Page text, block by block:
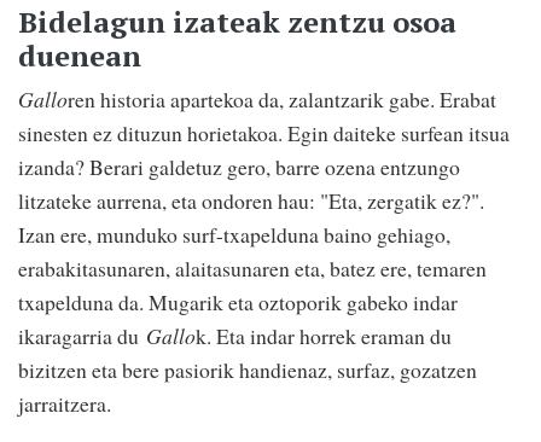
Bidelagun izateak zentzu osoa
duenean
Galloren historia apartekoa da, zalantzarik gabe. Erabat
sinesten ez dituzun horietakoa. Egin daiteke surfean itsua
izanda? Berari galdetuz gero, barre ozena entzungo
litzateke aurrena, eta ondoren hau: "Eta, zergatik ez?".
Izan ere, munduko surf-txapelduna baino gehiago,
erabakitasunaren, alaitasunaren eta, batez ere, temaren
txapelduna da. Mugarik eta oztoporik gabeko indar
ikaragarria du Gallok. Eta indar horrek eraman du
bizitzen eta bere pasiorik handienaz, surfaz, gozatzen
jarraitzera.